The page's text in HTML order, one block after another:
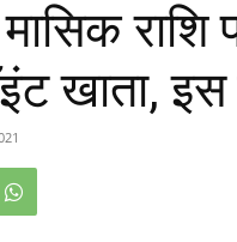
राशि
खाता,